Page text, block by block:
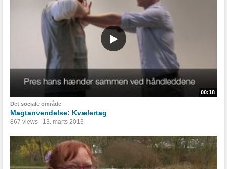
00:18
Det sociale område
Magtanvendelse: Kvælertag
867 views 13. marts 2013